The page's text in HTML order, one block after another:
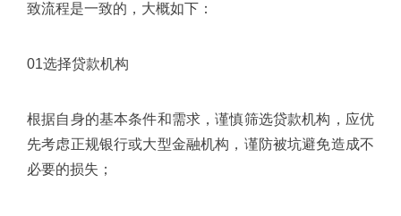
致流程是一致的，大概如下：
01选择贷款机构
根据自身的基本条件和需求，谨慎筛选贷款机构，应优
先考虑正规银行或大型金融机构，谨防被坑避免造成不
必要的损失；